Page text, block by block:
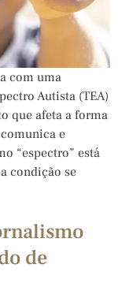
com uma
Autista (TEA)
que afeta a forma
e
“espectro” está
condição se
de